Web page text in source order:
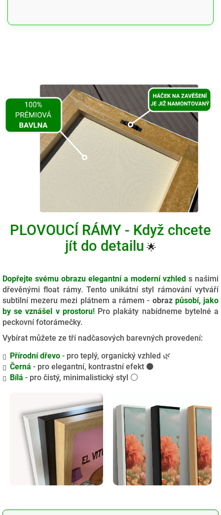
PLOVOUCÍ RÁMY - Když chcete
jít do detailu 🌟
Dopřejte svému obrazu elegantní a moderní vzhled s našimi
dřevěnými float rámy. Tento unikátní styl rámování vytváří
subtilní mezeru mezi plátnem a rámem - obraz působí, jako
by se vznášel v prostoru! Pro plakáty nabídneme bytelné a
peckovní fotorámečky.
Vybírat můžete ze tří nadčasových barevných provedení:
Přírodní dřevo - pro teplý, organický vzhled 🌿
Černá - pro elegantní, kontrastní efekt ⚫
Bílá - pro čistý, minimalistický styl ⚪